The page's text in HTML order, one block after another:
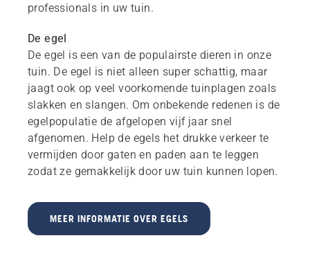
professionals in uw tuin.
De egel
De egel is een van de populairste dieren in onze
tuin. De egel is niet alleen super schattig, maar
jaagt ook op veel voorkomende tuinplagen zoals
slakken en slangen. Om onbekende redenen is de
egelpopulatie de afgelopen vijf jaar snel
afgenomen. Help de egels het drukke verkeer te
vermijden door gaten en paden aan te leggen
zodat ze gemakkelijk door uw tuin kunnen lopen.
MEER INFORMATIE OVER EGELS